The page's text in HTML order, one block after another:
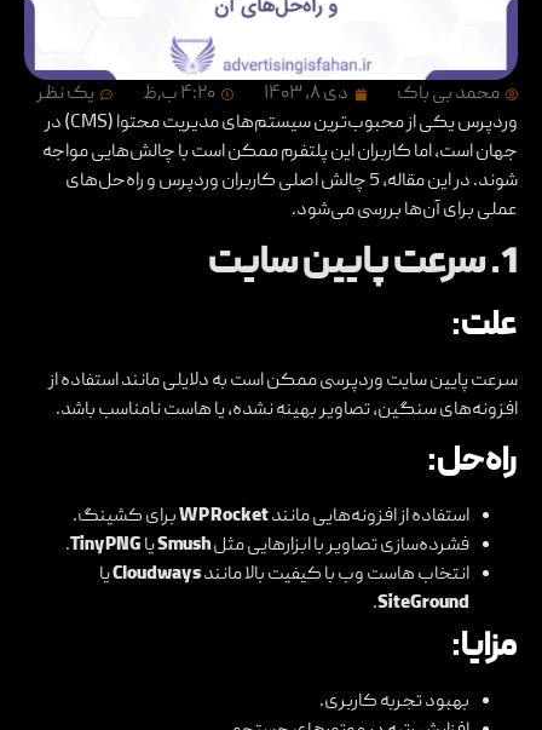
محمد بی باک دی ۸, ۱۴۰۳ ۴:۲۰ ب٫ظ
یک نظر
وردپرس یکی از محبوب‌ترین سیستم‌های مدیریت محتوا (CMS) در
جهان است، اما کاربران این پلتفرم ممکن است با چالش‌هایی مواجه
شوند. در این مقاله، 5 چالش اصلی کاربران وردپرس و راه‌حل‌های
عملی برای آن‌ها بررسی می‌شود.
1. سرعت پایین سایت
علت:
سرعت پایین سایت وردپرسی ممکن است به دلایلی مانند استفاده از
افزونه‌های سنگین، تصاویر بهینه نشده، یا هاست نامناسب باشد.
راه‌حل:
استفاده از افزونه‌هایی مانندWP Rocketبرای کشینگ.
فشرده‌سازی تصاویر با ابزارهایی مثلSmushیاTinyPNG
.
انتخاب هاست وب با کیفیت بالا مانندCloudwaysیا
SiteGround
.
مزایا:
بهبود تجربه کاربری.